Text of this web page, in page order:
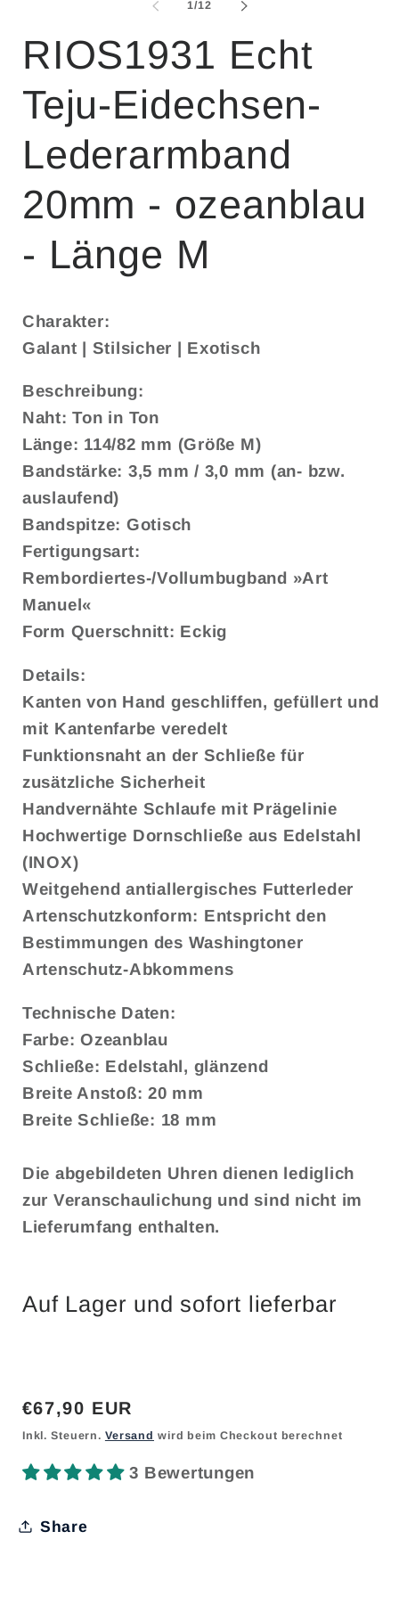
1/von
12
RIOS1931 Echt
Teju-Eidechsen-
Lederarmband
20mm - ozeanblau
- Länge M
Charakter:
Galant | Stilsicher | Exotisch
Beschreibung:
Naht: Ton in Ton
Länge: 114/82 mm (Größe M)
Bandstärke: 3,5 mm / 3,0 mm (an- bzw.
auslaufend)
Bandspitze: Gotisch
Fertigungsart:
Rembordiertes-/Vollumbugband »Art
Manuel«
Form Querschnitt: Eckig
Details:
Kanten von Hand geschliffen, gefüllert und
mit Kantenfarbe veredelt
Funktionsnaht an der Schließe für
zusätzliche Sicherheit
Handvernähte Schlaufe mit Prägelinie
Hochwertige Dornschließe aus Edelstahl
(INOX)
Weitgehend antiallergisches Futterleder
Artenschutzkonform: Entspricht den
Bestimmungen des Washingtoner
Artenschutz-Abkommens
Technische Daten:
Farbe: Ozeanblau
Schließe: Edelstahl, glänzend
Breite Anstoß: 20 mm
Breite Schließe: 18 mm
Die abgebildeten Uhren dienen lediglich
zur Veranschaulichung und sind nicht im
Lieferumfang enthalten.
Auf Lager und sofort lieferbar
Normaler
Preis
€67,90 EUR
Inkl. Steuern. Versand wird beim Checkout berechnet
3 Bewertungen
Share